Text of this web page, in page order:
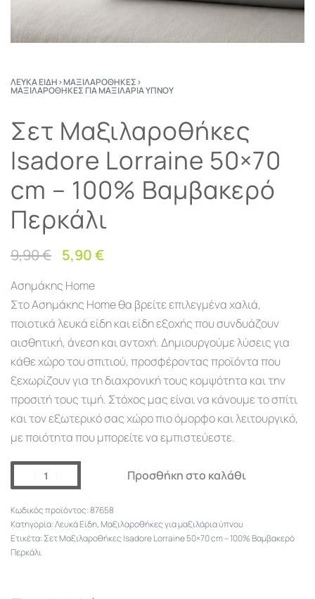
ΛΕΥΚΆ ΕΊΔΗ›ΜΑΞΙΛΑΡΟΘΉΚΕΣ›
ΜΑΞΙΛΑΡΟΘΉΚΕΣ ΓΙΑ ΜΑΞΙΛΆΡΙΑ ΎΠΝΟΥ
Σετ Μαξιλαροθήκες
Isadore Lorraine 50×70
cm – 100% Βαμβακερό
Περκάλι
9,90€ 5,90€
Ασημάκης Home
Στο Ασημάκης Home θα βρείτε επιλεγμένα χαλιά,
ποιοτικά λευκά είδη και είδη εξοχής που συνδυάζουν
αισθητική, άνεση και αντοχή. Δημιουργούμε λύσεις για
κάθε χώρο του σπιτιού, προσφέροντας προϊόντα που
ξεχωρίζουν για τη διαχρονική τους κομψότητα και την
προσιτή τους τιμή. Στόχος μας είναι να κάνουμε το σπίτι
και τον εξωτερικό σας χώρο πιο όμορφο και λειτουργικό,
με ποιότητα που μπορείτε να εμπιστεύεστε.
Προσθήκη στο καλάθι
87658
Κατηγορία:Λευκά Είδη, Μαξιλαροθήκες για μαξιλάρια ύπνου
Ετικέτα:Σετ Μαξιλαροθήκες Isadore Lorraine 50×70 cm – 100% Βαμβακερό
Περκάλι